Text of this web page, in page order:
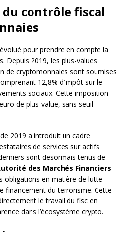
du contrôle fiscal
pour prendre en compte la
Depuis 2019, les plus-values
de cryptomonnaies sont soumises
12,8% d’impôt sur le
sociaux. Cette imposition
de plus-value, sans seuil
de 2019 a introduit un cadre
de services sur actifs
sont désormais tenus de
des Marchés Financiers
obligations en matière de lutte
financement du terrorisme. Cette
le travail du fisc en
dans l’écosystème crypto.